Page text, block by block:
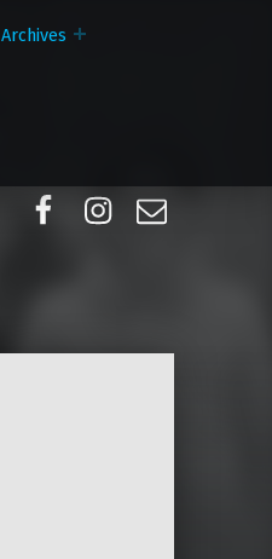
Archives
Facebook
Instagram
E-mail